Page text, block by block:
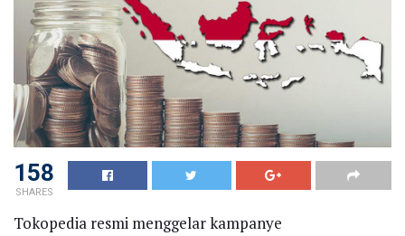
158
SHARES
Tokopedia resmi menggelar kampanye